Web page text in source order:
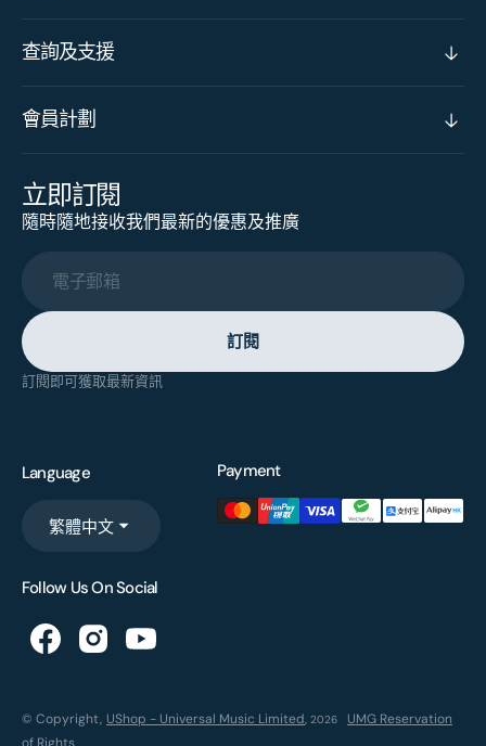
查詢及支援
會員計劃
立即訂閱
隨時隨地接收我們最新的優惠及推廣
電子郵箱
訂閱
訂閱即可獲取最新資訊
Language
繁體中文
Payment
Follow Us On Social
© Copyright, UShop - Universal Music Limited, 2026
UMG Reservation